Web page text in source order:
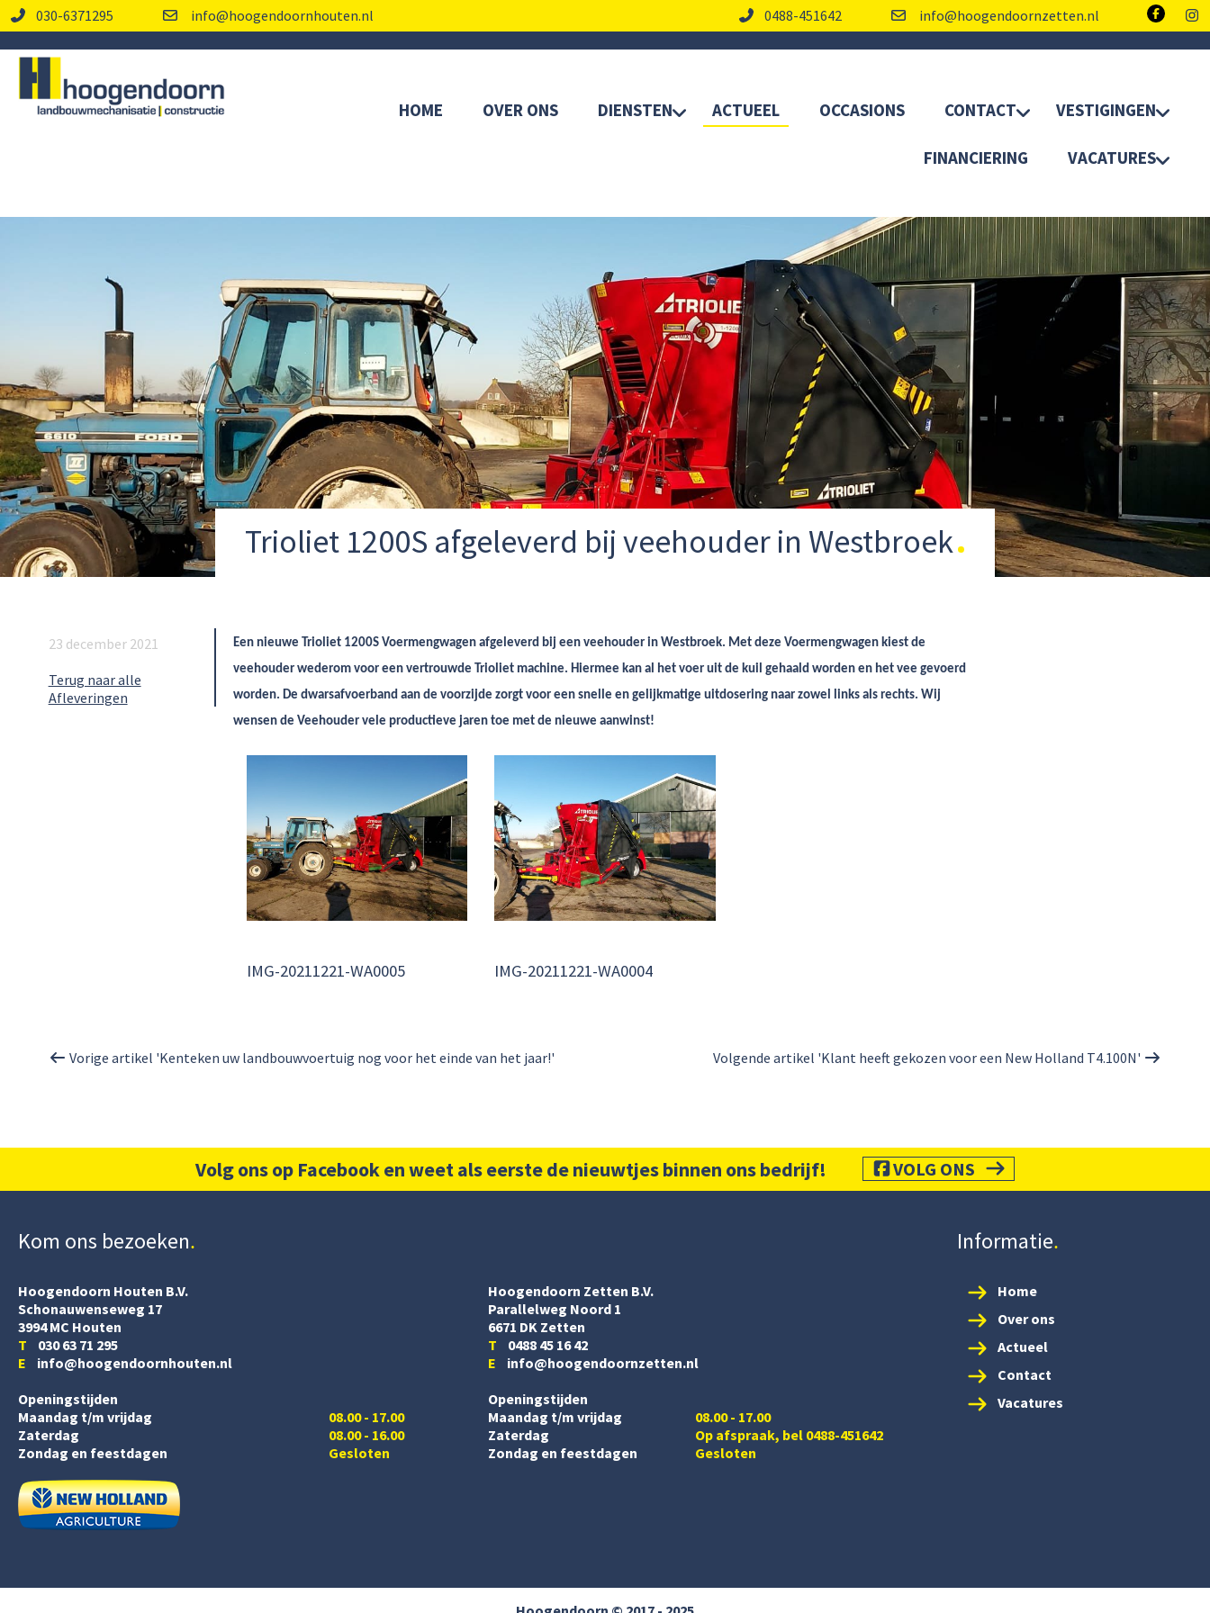
030-6371295 info@hoogendoornhouten.nl 0488-451642 info@hoogendoornzetten.nl
HOME OVER ONS DIENSTEN ACTUEEL OCCASIONS CONTACT VESTIGINGEN
FINANCIERING VACATURES
Trioliet 1200S afgeleverd bij veehouder in Westbroek
23 december 2021
Terug naar alle
Afleveringen
Een nieuwe Trioliet 1200S Voermengwagen afgeleverd bij een veehouder in Westbroek. Met deze Voermengwagen kiest de
veehouder wederom voor een vertrouwde Trioliet machine. Hiermee kan al het voer uit de kuil gehaald worden en het vee gevoerd
worden. De dwarsafvoerband aan de voorzijde zorgt voor een snelle en gelijkmatige uitdosering naar zowel links als rechts. Wij
wensen de Veehouder vele productieve jaren toe met de nieuwe aanwinst!
IMG-20211221-WA0005 IMG-20211221-WA0004
Volgende artikel 'Klant heeft gekozen voor een New Holland T4.100N'
Vorige artikel 'Kenteken uw landbouwvoertuig nog voor het einde van het jaar!'
Volg ons op Facebook en weet als eerste de nieuwtjes binnen ons bedrijf! VOLG ONS
Kom ons bezoeken
Hoogendoorn Houten B.V.
Schonauwenseweg 17
3994 MC Houten
T 030 63 71 295
E info@hoogendoornhouten.nl
Openingstijden
Maandag t/m vrijdag
Zaterdag
08.00 - 17.00
08.00 - 16.00
Zondag en feestdagen
Gesloten
Hoogendoorn Zetten B.V.
Parallelweg Noord 1
6671 DK Zetten
T 0488 45 16 42
E info@hoogendoornzetten.nl
Openingstijden
Maandag t/m vrijdag
08.00 - 17.00
Zaterdag
Op afspraak, bel 0488-451642
Zondag en feestdagen
Gesloten
Informatie
Home
Over ons
Actueel
Contact
Vacatures